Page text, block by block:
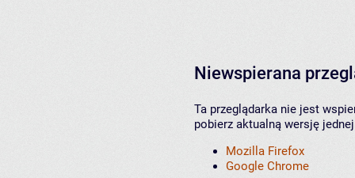
Niewspierana
Ta przeglądarka nie jest
pobierz aktualną wersję
Mozilla Firefox
Google Chrome